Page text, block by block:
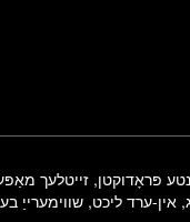
פּראָדוקטן,זייטלעך
, אין-ערד ליכט, שווימערייַ